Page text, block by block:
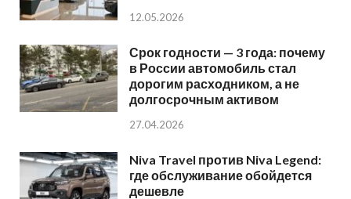
12.05.2026
Срок годности — 3 года: почему
в России автомобиль стал
дорогим расходником, а не
долгосрочным активом
27.04.2026
Niva Travel против Niva Legend:
где обслуживание обойдется
дешевле